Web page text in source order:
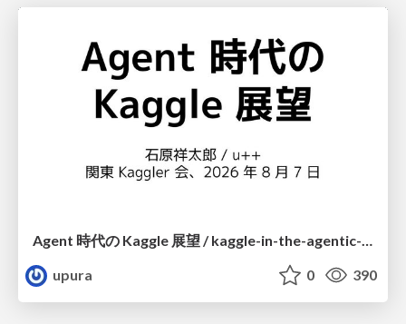
Agent 時代の Kaggle 展望 / kaggle-in-the-agentic-era
upura
0 390